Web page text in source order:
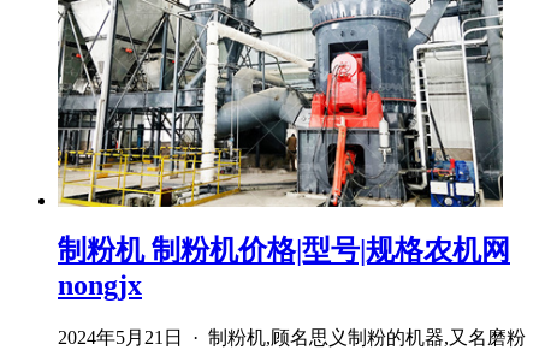
制粉机 制粉机价格|型号|规格农机网
nongjx
2024年5月21日 · 制粉机,顾名思义制粉的机器,又名磨粉